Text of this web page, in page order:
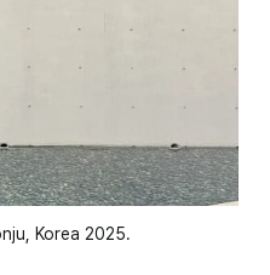
Korea 2025.